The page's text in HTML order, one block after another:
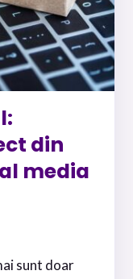
din
media
sunt doar